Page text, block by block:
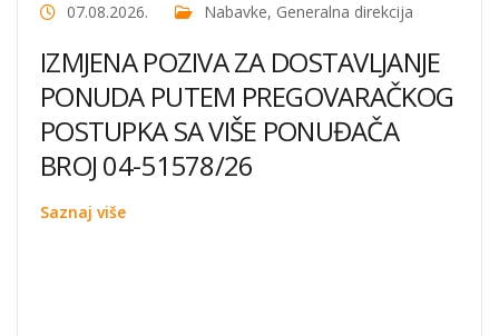
07.08.2026. Nabavke, Generalna direkcija
IZMJENA POZIVA ZA DOSTAVLJANJE
PONUDA PUTEM PREGOVARAČKOG
POSTUPKA SA VIŠE PONUĐAČA
BROJ 04-51578/26
Saznaj više